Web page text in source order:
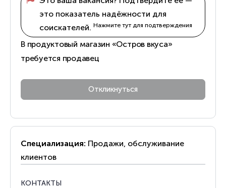
это показатель надёжности для
соискателей. Нажмите тут для подтверждения
В продуктовый магазин «Остров вкуса»
требуется продавец
Специализация: Продажи, обслуживание
клиентов
КОНТАКТЫ